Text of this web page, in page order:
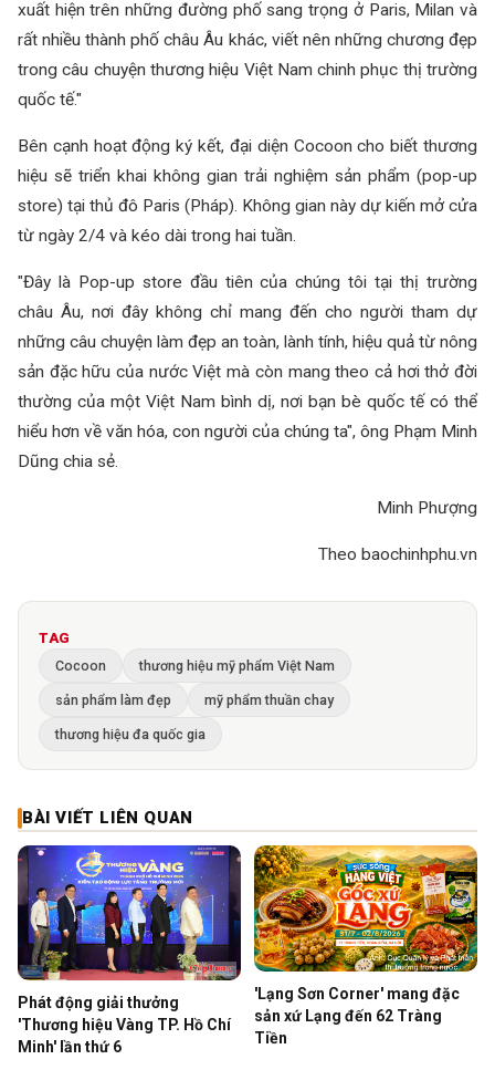
xuất hiện trên những đường phố sang trọng ở Paris, Milan và
rất nhiều thành phố châu Âu khác, viết nên những chương đẹp
trong câu chuyện thương hiệu Việt Nam chinh phục thị trường
quốc tế."
Bên cạnh hoạt động ký kết, đại diện Cocoon cho biết thương
hiệu sẽ triển khai không gian trải nghiệm sản phẩm (pop-up
store) tại thủ đô Paris (Pháp). Không gian này dự kiến mở cửa
từ ngày 2/4 và kéo dài trong hai tuần.
"Đây là Pop-up store đầu tiên của chúng tôi tại thị trường
châu Âu, nơi đây không chỉ mang đến cho người tham dự
những câu chuyện làm đẹp an toàn, lành tính, hiệu quả từ nông
sản đặc hữu của nước Việt mà còn mang theo cả hơi thở đời
thường của một Việt Nam bình dị, nơi bạn bè quốc tế có thể
hiểu hơn về văn hóa, con người của chúng ta", ông Phạm Minh
Dũng chia sẻ.
Minh Phượng
Theo baochinhphu.vn
TAG
Cocoon
thương hiệu mỹ phẩm Việt Nam
sản phẩm làm đẹp mỹ phẩm thuần chay
thương hiệu đa quốc gia
BÀI VIẾT LIÊN QUAN
Phát động giải thưởng
'Thương hiệu Vàng TP. Hồ Chí
Minh' lần thứ 6
'Lạng Sơn Corner' mang đặc
sản xứ Lạng đến 62 Tràng
Tiền